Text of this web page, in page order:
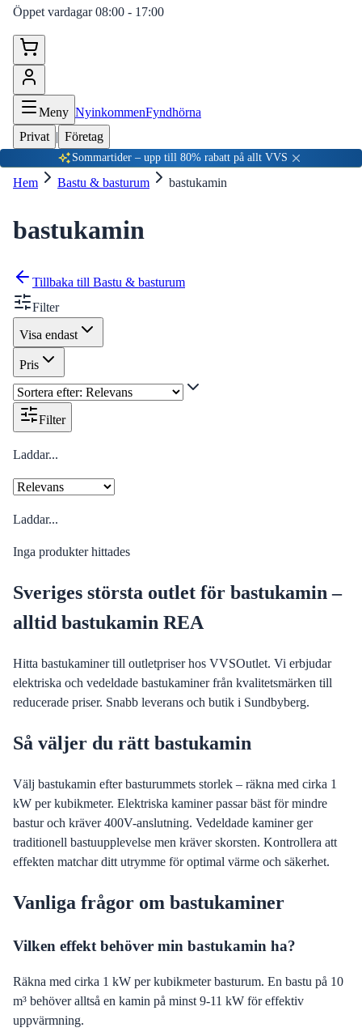
Öppet vardagar 08:00 - 17:00
Meny NyinkommenFyndhörna
Privat | Företag
Sommartider – upp till 80% rabatt på allt VVS
Hem Bastu & basturum bastukamin
bastukamin
Tillbaka till Bastu & basturum
Filter
Visa endast
Pris
Filter
Laddar...
Laddar...
Inga produkter hittades
Sveriges största outlet för bastukamin –
alltid bastukamin REA
Hitta bastukaminer till outletpriser hos VVSOutlet. Vi erbjudar
elektriska och vedeldade bastukaminer från kvalitetsmärken till
reducerade priser. Snabb leverans och butik i Sundbyberg.
Så väljer du rätt bastukamin
Välj bastukamin efter basturummets storlek – räkna med cirka 1
kW per kubikmeter. Elektriska kaminer passar bäst för mindre
bastur och kräver 400V-anslutning. Vedeldade kaminer ger
traditionell bastuupplevelse men kräver skorsten. Kontrollera att
effekten matchar ditt utrymme för optimal värme och säkerhet.
Vanliga frågor om bastukaminer
Vilken effekt behöver min bastukamin ha?
Räkna med cirka 1 kW per kubikmeter basturum. En bastu på 10
m³ behöver alltså en kamin på minst 9-11 kW för effektiv
uppvärmning.